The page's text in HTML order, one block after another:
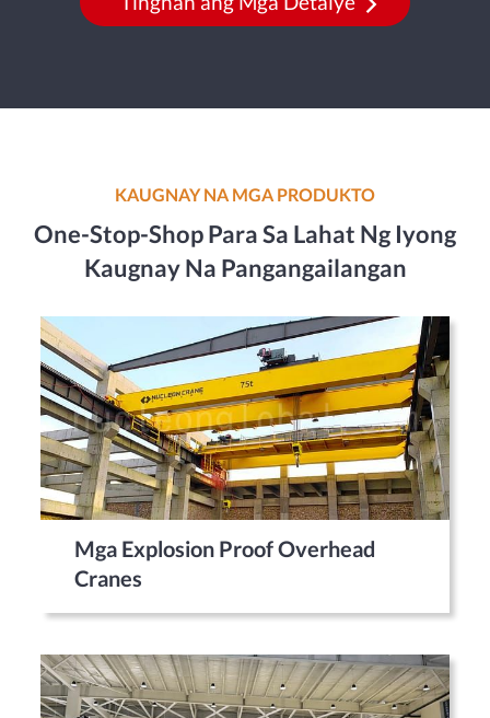
KAUGNAY NA MGA PRODUKTO
One-Stop-Shop Para Sa Lahat Ng Iyong
Kaugnay Na Pangangailangan
Mga Explosion Proof Overhead
Cranes